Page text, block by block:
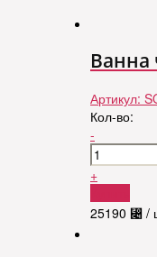
Ванна
Артикул:
Кол-во:
-
+
25190 ⃄ /